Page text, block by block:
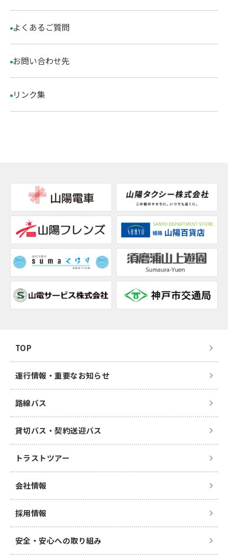
よくあるご質問
お問い合わせ先
リンク集
TOP
運行情報・重要なお知らせ
路線バス
貸切バス・契約送迎バス
トラストツアー
会社情報
採用情報
安全・安心への取り組み